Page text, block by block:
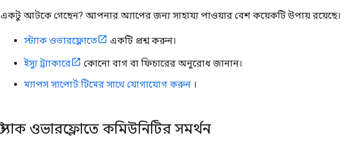
একটু আটকে গেছেন? আপনার অ্যাপের জন্য সাহায্য পাওয়ার বেশ কয়েকটি উপায় রয়েছে।
স্ট্যাক ওভারফ্লোতে একটি প্রশ্ন করুন।
ইস্যু ট্র্যাকারে
কোনো বাগ বা ফিচারের অনুরোধ জানান।
ম্যাপস সাপোর্ট টিমের সাথে যোগাযোগ করুন ।
স্ট্যাক ওভারফ্লোতে কমিউনিটির সমর্থন